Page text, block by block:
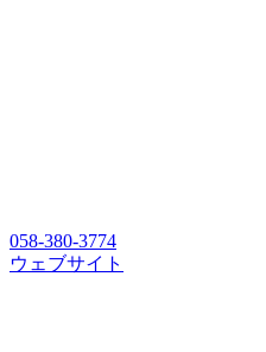
058-380-3774
ウェブサイト